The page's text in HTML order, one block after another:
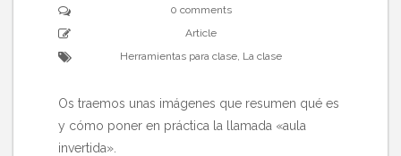
0 comments
Article
Herramientas para clase, La clase
Os traemos unas imágenes que resumen qué es
y cómo poner en práctica la llamada «aula
invertida».